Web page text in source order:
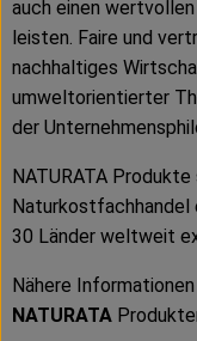
auch einen
leisten. Faire und
nachhaltiges
umweltorientierter
der
NATURATA
Naturkostfachhandel
30 Länder weltweit
Nähere
NATURATA